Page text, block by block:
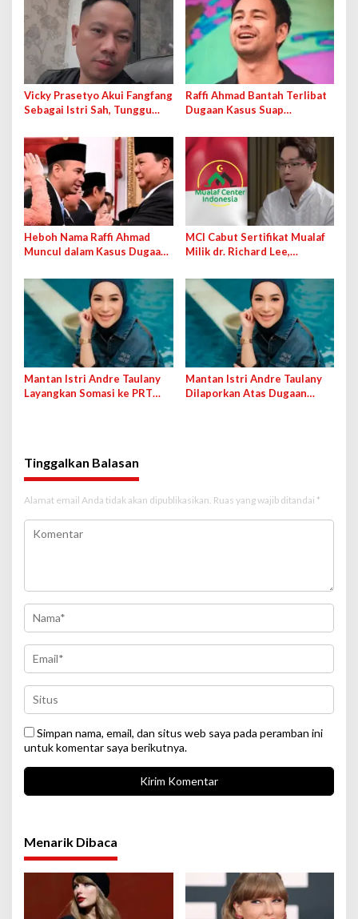
Vicky Prasetyo Akui Fangfang
Sebagai Istri Sah, Tunggu
Raffi Ahmad Bantah Terlibat
Dugaan Kasus Suap
Bea Cukai
Heboh Nama Raffi Ahmad
Muncul dalam Kasus Dugaan
MCI Cabut Sertifikat Mualaf
Milik dr. Richard Lee,
di Pengadilan
Mantan Istri Andre Taulany
Layangkan Somasi ke PRT
Mantan Istri Andre Taulany
Dilaporkan Atas Dugaan
Tinggalkan Balasan
Alamat email Anda tidak akan dipublikasikan. Ruas yang wajib ditandai *
Simpan nama, email, dan situs web saya pada peramban ini
untuk komentar saya berikutnya.
Menarik Dibaca